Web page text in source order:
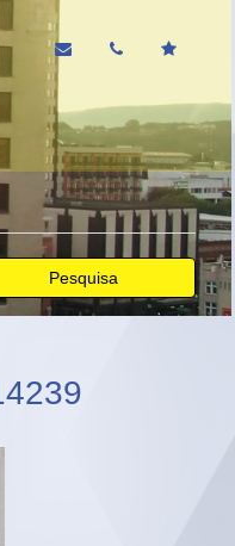
Pesquisa